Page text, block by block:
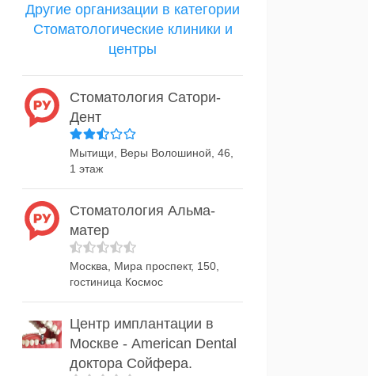
Другие организации в категории
Стоматологические клиники и
центры
Стоматология Сатори-
Дент
Мытищи, Веры Волошиной, 46,
1 этаж
Стоматология Альма-
матер
Москва, Мира проспект, 150,
гостиница Космос
Центр имплантации в
Москве - American Dental
доктора Сойфера.